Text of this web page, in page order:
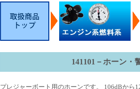
141101－ホーン・
プレジャーボート用のホーンです。 106dBから